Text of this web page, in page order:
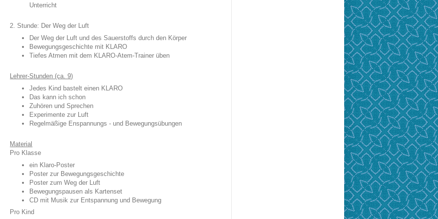
Unterricht
2. Stunde: Der Weg der Luft
Der Weg der Luft und des Sauerstoffs durch den Körper
Bewegungsgeschichte mit KLARO
Tiefes Atmen mit dem KLARO-Atem-Trainer üben
Lehrer-Stunden (ca. 9)
Jedes Kind bastelt einen KLARO
Das kann ich schon
Zuhören und Sprechen
Experimente zur Luft
Regelmäßige Enspannungs - und Bewegungsübungen
Material
Pro Klasse
ein Klaro-Poster
Poster zur Bewegungsgeschichte
Poster zum Weg der Luft
Bewegungspausen als Kartenset
CD mit Musik zur Entspannung und Bewegung
Pro Kind